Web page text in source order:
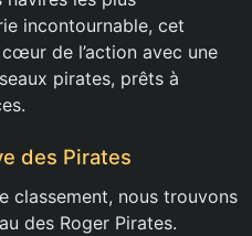
incontournable, cet
de l’action avec une
pirates, prêts à
des Pirates
classement, nous trouvons
des Roger Pirates.